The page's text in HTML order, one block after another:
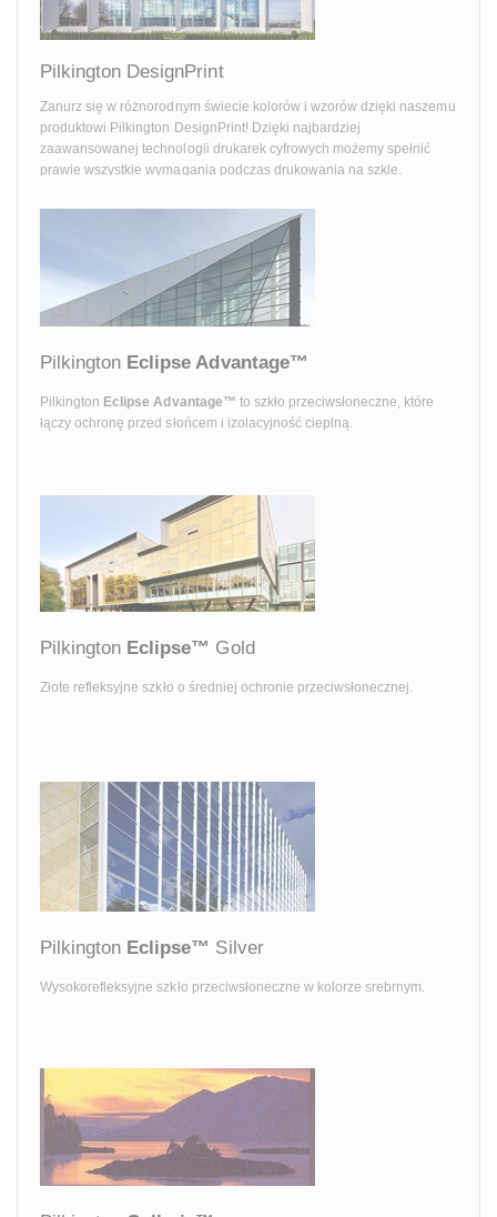
Pilkington DesignPrint
Zanurz się w różnorodnym świecie kolorów i wzorów dzięki naszemu
produktowi Pilkington DesignPrint! Dzięki najbardziej
zaawansowanej technologii drukarek cyfrowych możemy spełnić
prawie wszystkie wymagania podczas drukowania na szkle.
Pilkington Eclipse Advantage™
Pilkington Eclipse Advantage™ to szkło przeciwsłoneczne, które
łączy ochronę przed słońcem i izolacyjność cieplną.
Pilkington Eclipse™ Gold
Złote refleksyjne szkło o średniej ochronie przeciwsłonecznej.
Pilkington Eclipse™ Silver
Wysokorefleksyjne szkło przeciwsłoneczne w kolorze srebrnym.